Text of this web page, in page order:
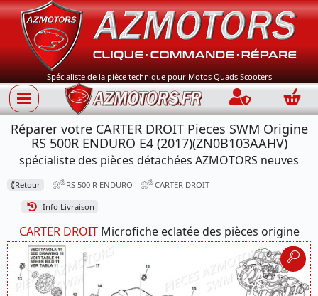
Spécialiste de la pièce technique pour Motos Quads Scooters
Connection
Réparer votre CARTER DROIT Pieces SWM Origine
RS 500R ENDURO E4 (2017)(ZN0B103AAHV)
spécialiste des pièces détachées AZMOTORS neuves
⟪Retour RS 500 R ENDURO CARTER DROIT
Info Livraison
CARTER DROITMicrofiche eclatée des pièces origine